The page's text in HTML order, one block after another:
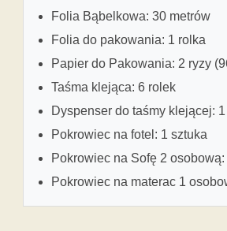
Folia Bąbelkowa: 30 metrów
Folia do pakowania: 1 rolka
Papier do Pakowania: 2 ryzy
Taśma klejąca: 6 rolek
Dyspenser do taśmy klejącej:
Pokrowiec na fotel: 1 sztuka
Pokrowiec na Sofę 2 osobową:
Pokrowiec na materac 1